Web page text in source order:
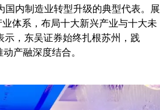
国内制造业转型升级的典型代表。展
体系，布局十大新兴产业与十大未
示，东吴证券始终扎根苏州，践
产融深度结合。